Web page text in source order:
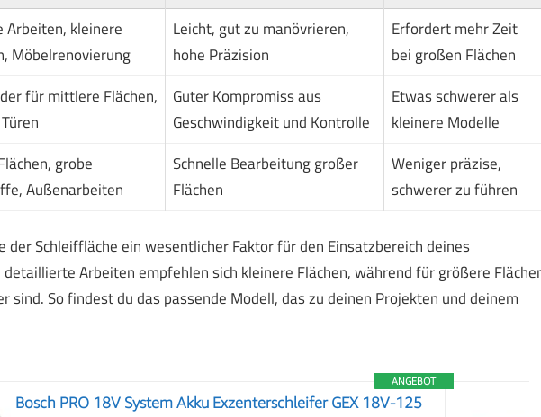
Arbeiten, kleinere
Möbelrenovierung
Leicht, gut zu manövrieren,
hohe Präzision
Erfordert mehr Zeit
bei großen Flächen
für mittlere Flächen,
Guter Kompromiss aus
Geschwindigkeit und Kontrolle
Etwas schwerer als
kleinere Modelle
grobe
Außenarbeiten
Schnelle Bearbeitung großer
Flächen
Weniger präzise,
schwerer zu führen
der Schleiffläche ein wesentlicher Faktor für den Einsatzbereich deines
Arbeiten empfehlen sich kleinere Flächen, während für größere
sind. So findest du das passende Modell, das zu deinen Projekten und deinem
ANGEBOT
Bosch PRO 18V System Akku Exzenterschleifer GEX 18V-125